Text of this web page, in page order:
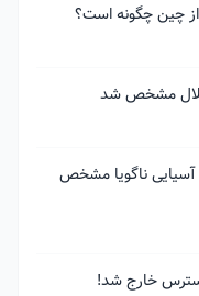
چین چگونه است؟
مشخص شد
آسیایی ناگویا مشخص
خارج شد!